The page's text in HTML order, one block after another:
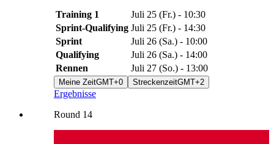
Training 1 Juli 25 (Fr.) - 10:30
Sprint-Qualifying Juli 25 (Fr.) - 14:30
Sprint
Juli 26 (Sa.) - 10:00
Qualifying
Juli 26 (Sa.) - 14:00
Rennen
Juli 27 (So.) - 13:00
Meine ZeitGMT+0 StreckenzeitGMT+2
Ergebnisse
Round 14